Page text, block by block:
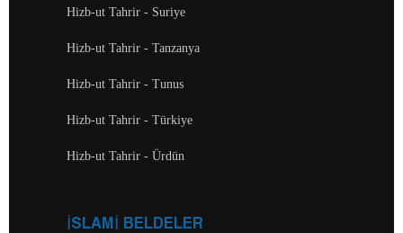
Hizb-ut Tahrir - Suriye
Hizb-ut Tahrir - Tanzanya
Hizb-ut Tahrir - Tunus
Hizb-ut Tahrir - Türkiye
Hizb-ut Tahrir - Ürdün
İSLAMİ BELDELER